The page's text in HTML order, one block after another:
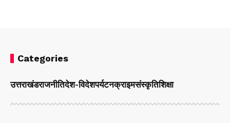
Categories
उत्तराखंडराजनीतिदेश-विदेशपर्यटनक्राइमसंस्कृतिशिक्षा